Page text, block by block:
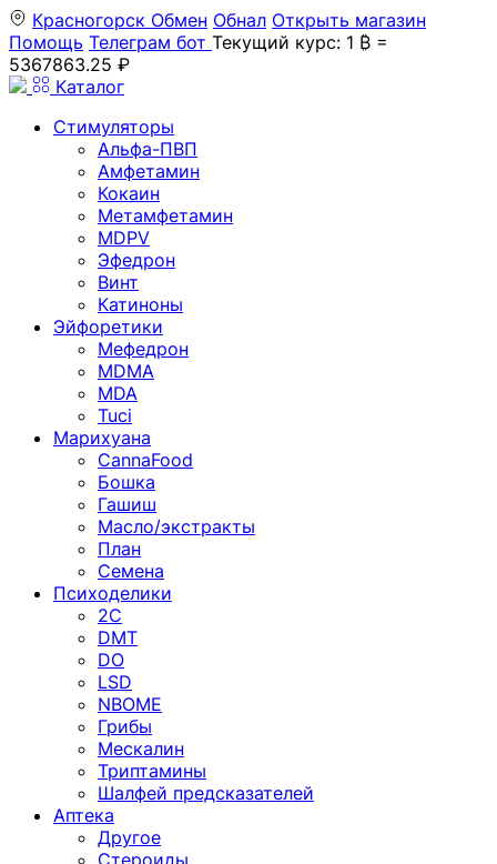
Красногорск Обмен Обнал Открыть магазин
Помощь Телеграм бот Текущий курс: 1 ₿ =
5367863.25 ₽
Каталог
Стимуляторы
Альфа-ПВП
Амфетамин
Кокаин
Метамфетамин
MDPV
Эфедрон
Винт
Катиноны
Эйфоретики
Мефедрон
MDMA
MDA
Tuci
Марихуана
CannaFood
Бошка
Гашиш
Масло/экстракты
План
Семена
Психоделики
2C
DMT
DO
LSD
NBOME
Грибы
Мескалин
Триптамины
Шалфей предсказателей
Аптека
Другое
Стероиды